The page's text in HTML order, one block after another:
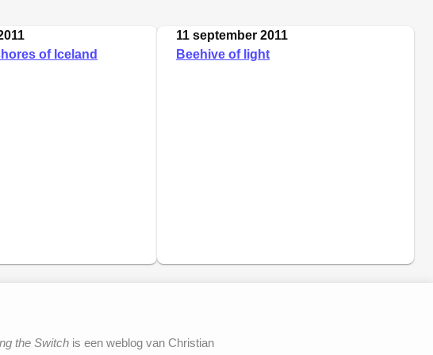
of Iceland
11 september 2011
Beehive of light
the Switchis een weblog van Christian